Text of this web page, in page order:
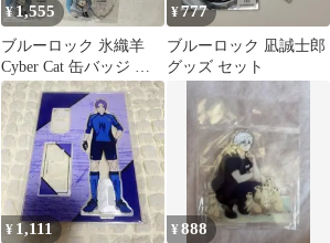
¥1,555
ブルーロック 氷織羊
Cyber Cat 缶バッジ ク
リアカード フォトカ
ード
¥777
ブルーロック 凪誠士郎
グッズ セット
¥ 1,111 ¥888